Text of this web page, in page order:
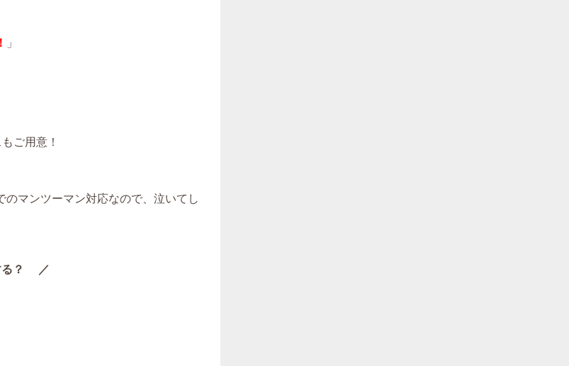
」
ご用意！
マンツーマン対応なので、泣いてし
る？ ／